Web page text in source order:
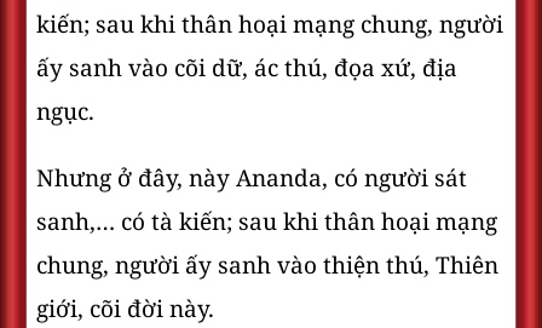
kiến; sau khi thân hoại mạng chung, người
ấy sanh vào cõi dữ, ác thú, đọa xứ, địa
ngục.
Nhưng ở đây, này Ananda, có người sát
sanh,… có tà kiến; sau khi thân hoại mạng
chung, người ấy sanh vào thiện thú, Thiên
giới, cõi đời này.